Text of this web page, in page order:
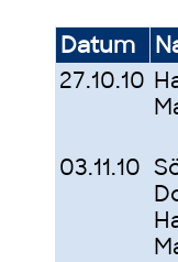
Datum
27.10.10
03.11.10